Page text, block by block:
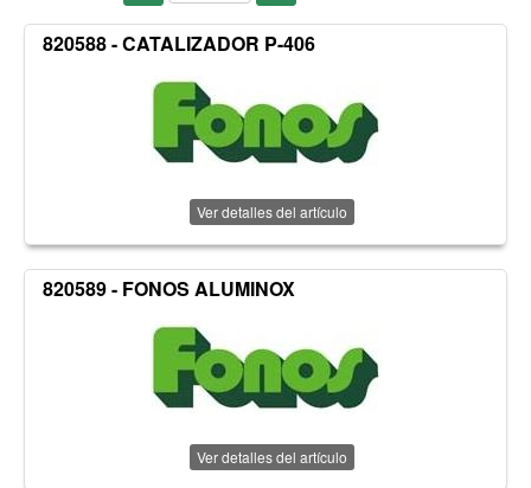
820588 - CATALIZADOR P-406
Ver detalles del artículo
820589 - FONOS ALUMINOX
Ver detalles del artículo